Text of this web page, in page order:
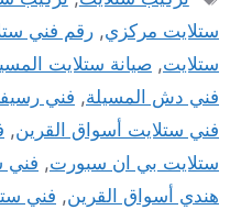
ستلايت مركزي, رقم فني
ستلايت, صيانة ستلايت
فني دش المسيلة, فني
فني ستلايت أسواق القرين,
ستلايت بي ان سبورت, فني
هندي أسواق القرين, فني